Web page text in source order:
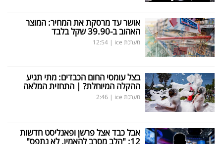
אושר עד מרסקת את המחיר: המוצר
האהוב ב-39.90 שקל בלבד
מערכת ice |
12:54
בצל עומסי החום הכבדים: מתי תגיע
ההקלה המיוחלת? | התחזית המלאה
מערכת ice |
2:46
אבל כבד אצל פרשן ופאנליסט חדשות
12: "הלב מסרב להאמין. לא נתפס"